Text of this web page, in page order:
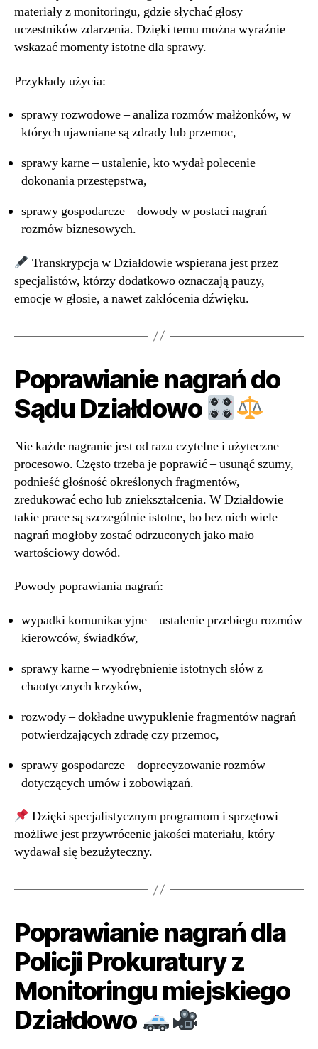
materiały z monitoringu, gdzie słychać głosy
uczestników zdarzenia. Dzięki temu można wyraźnie
wskazać momenty istotne dla sprawy.
Przykłady użycia:
sprawy rozwodowe – analiza rozmów małżonków, w
których ujawniane są zdrady lub przemoc,
sprawy karne – ustalenie, kto wydał polecenie
dokonania przestępstwa,
sprawy gospodarcze – dowody w postaci nagrań
rozmów biznesowych.
Transkrypcja w Działdowie wspierana jest przez
specjalistów, którzy dodatkowo oznaczają pauzy,
emocje w głosie, a nawet zakłócenia dźwięku.
Poprawianie nagrań do
Sądu Działdowo
Nie każde nagranie jest od razu czytelne i użyteczne
procesowo. Często trzeba je poprawić – usunąć szumy,
podnieść głośność określonych fragmentów,
zredukować echo lub zniekształcenia. W Działdowie
takie prace są szczególnie istotne, bo bez nich wiele
nagrań mogłoby zostać odrzuconych jako mało
wartościowy dowód.
Powody poprawiania nagrań:
wypadki komunikacyjne – ustalenie przebiegu rozmów
kierowców, świadków,
sprawy karne – wyodrębnienie istotnych słów z
chaotycznych krzyków,
rozwody – dokładne uwypuklenie fragmentów nagrań
potwierdzających zdradę czy przemoc,
sprawy gospodarcze – doprecyzowanie rozmów
dotyczących umów i zobowiązań.
Dzięki specjalistycznym programom i sprzętowi
możliwe jest przywrócenie jakości materiału, który
wydawał się bezużyteczny.
Poprawianie nagrań dla
Policji Prokuratury z
Monitoringu miejskiego
Działdowo